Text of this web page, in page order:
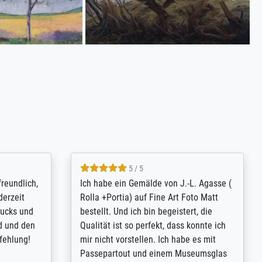
is
go-to
on -
4.8 / 5
Qualité absolument irréprochable.
Extraordinaire diversité des thèmes
abordés et personnalisation des
demandes (recadrage, réajustement des
couleurs). Relation clientèle parfaite.
Transport, réception sans aucun